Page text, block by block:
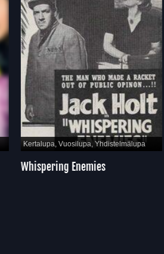
Kertalupa, Vuosilupa, Yhdistelmälupa
Whispering Enemies